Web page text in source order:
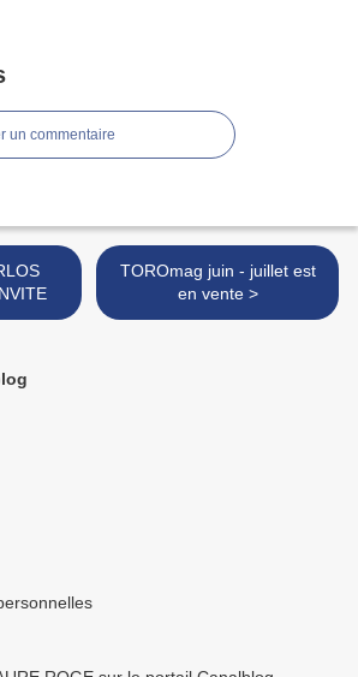
un commentaire
TOROmag juin - juillet est
en vente >